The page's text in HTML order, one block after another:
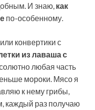
И знаю, как
по-особенному.
конвертики с
из лаваша с
любая часть
мороки. Мясо я
к нему грибы,
каждый раз получаю